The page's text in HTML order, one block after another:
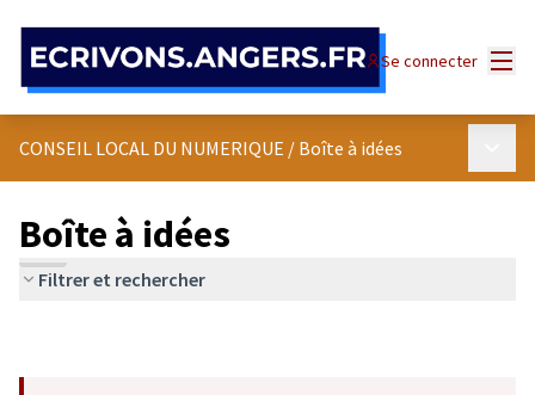
Se connecter
CONSEIL LOCAL DU NUMERIQUE / Boîte à idées
Boîte à idées
Filtrer et rechercher